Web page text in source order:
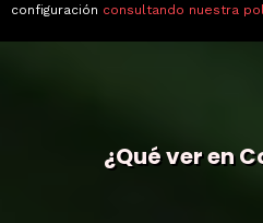
¿Qué ver en
configuración consultando nuestra